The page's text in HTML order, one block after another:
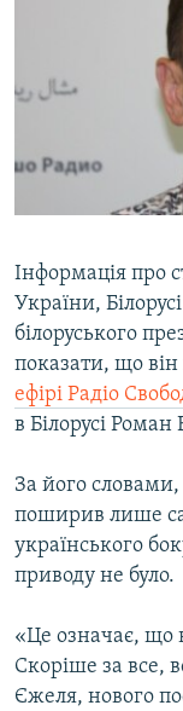
ДЕПОРТАЦІЯ
ВІДЕОУРОКИ
СВІДЧЕННЯ
УКРАЇНСЬКА
ЯК ОБІЙТИ
Qırımtatar
Усі сайти RFE/
Інформація про
України,
білоруського
показати, що він
ефірі Радіо
в Білорусі
За його
поширив лише
українського
приводу не було.
«Це означає, що
Скоріше за все,
Єжеля, нового